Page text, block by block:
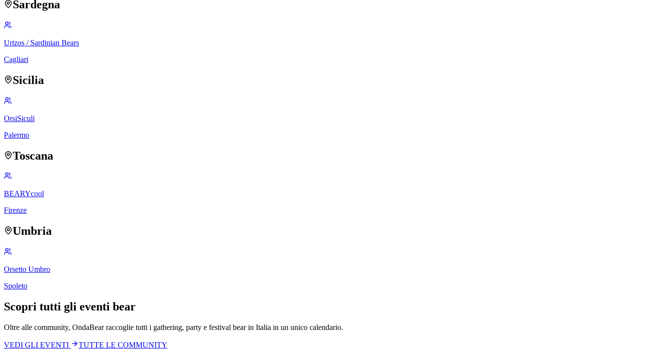
Sardegna
Urtzos / Sardinian Bears
Cagliari
Sicilia
OrsiSiculi
Palermo
Toscana
BEARYcool
Firenze
Umbria
Orsetto Umbro
Spoleto
Scopri tutti gli eventi bear
Oltre alle community, OndaBear raccoglie tutti i gathering, party e festival bear in Italia in un unico calendario.
VEDI GLI EVENTI TUTTE LE COMMUNITY